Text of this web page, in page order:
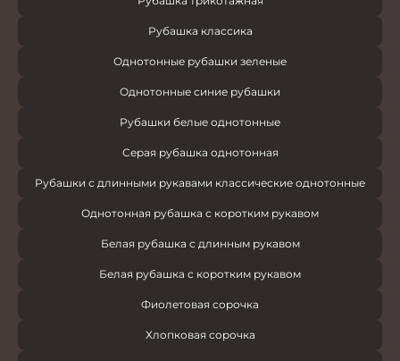
Рубашка классика
Однотонные рубашки зеленые
Однотонные синие рубашки
Рубашки белые однотонные
Серая рубашка однотонная
Рубашки с длинными рукавами классические однотонные
Однотонная рубашка с коротким рукавом
Белая рубашка с длинным рукавом
Белая рубашка с коротким рукавом
Фиолетовая сорочка
Хлопковая сорочка